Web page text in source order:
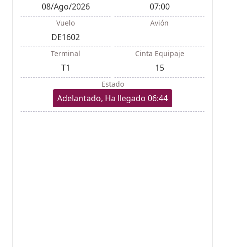
08/Ago/2026 07:00
Vuelo
DE1602
Avión
Terminal
T1
Cinta Equipaje
15
Estado
Adelantado, Ha llegado 06:44